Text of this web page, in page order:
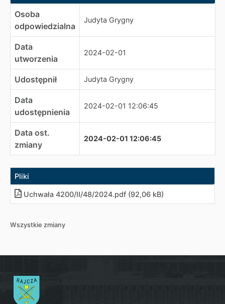
Osoba
odpowiedzialna
Judyta Grygny
Data
utworzenia
2024-02-01
Udostępnił Judyta Grygny
Data
udostępnienia
2024-02-01 12:06:45
Data ost.
zmiany
2024-02-01 12:06:45
Pliki
Uchwała 4200/II/48/2024.pdf (92,06 kB)
Wszystkie zmiany